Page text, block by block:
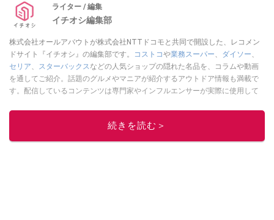
ライター / 編集
イチオシ編集部
株式会社オールアバウトが株式会社NTTドコモと共同で開設した、レコメン
ドサイト『イチオシ』の編集部です。
コストコや業務スーパー、 ダイソー、
セリア、 スターバックスなどの人気ショップの隠れた名品を、コラムや動画
を通してご紹介。話題のグルメやマニアが紹介するアウトドア情報も満載で
す。配信しているコンテンツは専門家やインフルエンサーが実際に使用して
ニュースでフォロー
続きを読む＞